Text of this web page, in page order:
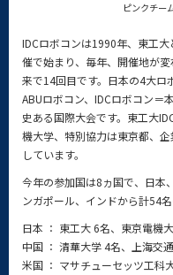
ピンクチー
IDCロボコンは1990年、東工
催で始まり、毎年、開催地が
来で14回目です。日本の4大ロ
ABUロボコン、IDCロボコン＝
史ある国際大会です。東工大
機大学、特別協力は東京都、
しています。
今年の参加国は8ヵ国で、日本
ンガポール、インドから計54
日本 ： 東工大 6名、東京電機
中国 ： 清華大学 4名、上海交
米国 ： マサチューセッツ工科